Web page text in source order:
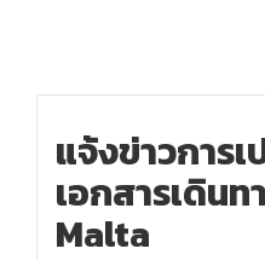
แจ้งข่าวการ
เอกสารเดิน
Malta